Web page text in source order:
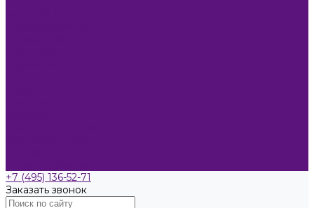
+7 (495) 136-52-71
Заказать звонок